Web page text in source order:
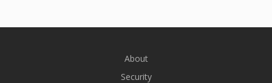
About
Security